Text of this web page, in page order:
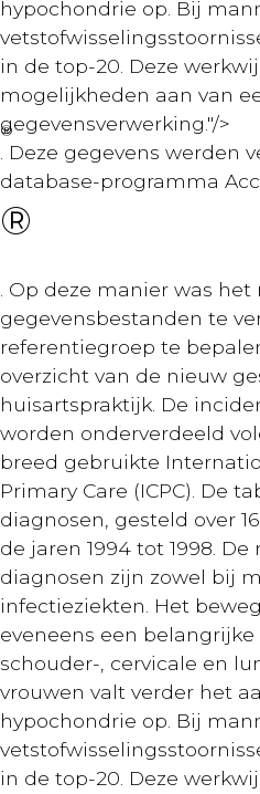
hypochondrie op. Bij
in de top-20. Deze
mogelijkheden aan van
gegevensverwerking."/>
®
. Deze gegevens werden
database-programma
®
. Op deze manier was
gegevensbestanden te
referentiegroep te
overzicht van de nieuw
huisartspraktijk. De
worden onderverdeeld
breed gebruikte
Primary Care (ICPC). De
diagnosen, gesteld over
de jaren 1994 tot 1998.
diagnosen zijn zowel bij
infectieziekten. Het
eveneens een
schouder-, cervicale en
vrouwen valt verder het
hypochondrie op. Bij
in de top-20. Deze